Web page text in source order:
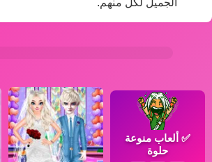
الجميل لكل منهم.
✅ ألعاب منوعة
حلوة